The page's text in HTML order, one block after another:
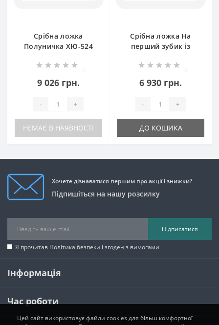
Срібна ложка
Полуничка ХЮ-524
9 026 грн.
- +
НЕМАЄ В НАЯВНОСТІ
Срібна ложка На
перший зубик із
6 930 грн.
- +
ДО КОШИКА
Хочете дізнаватися першим про акції і знижки?
Підпишіться на нашу розсилку
Підписатися
Я прочитав Політика безпеки і згоден з вимогами
Інформація
Час роботи
Цей сайт використовує файли cookies для більш комфортної